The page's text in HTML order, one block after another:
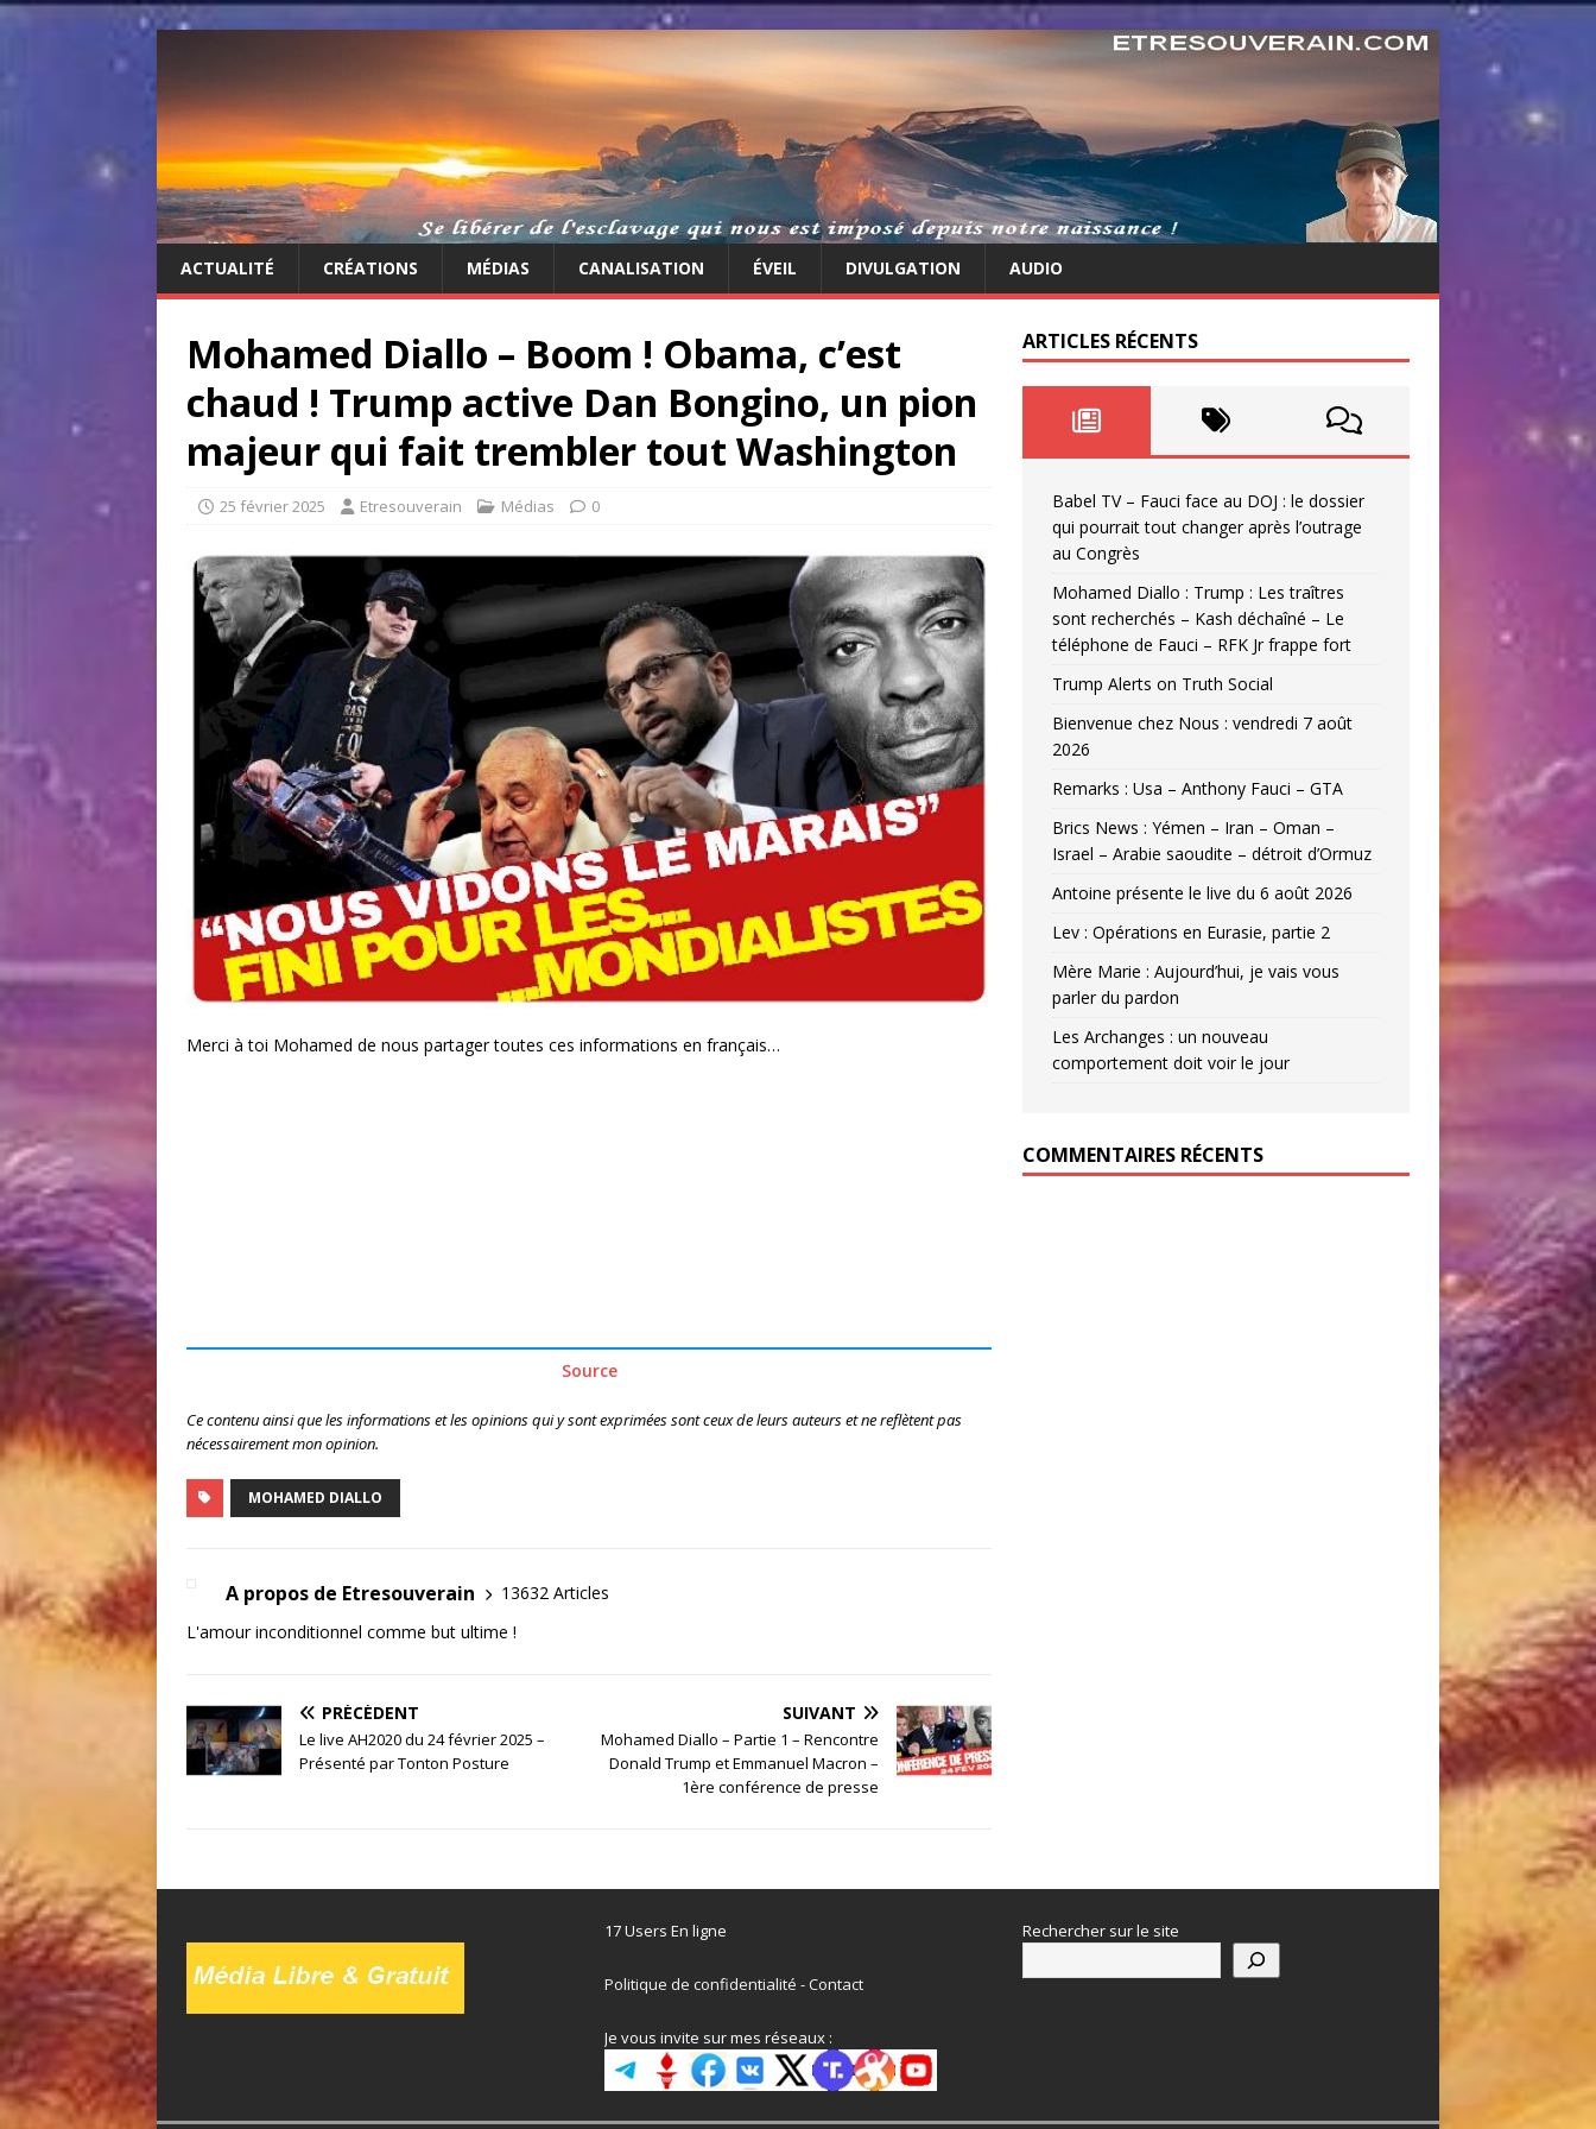
ACTUALITÉ CRÉATIONS MÉDIAS CANALISATION ÉVEIL DIVULGATION AUDIO
Mohamed Diallo – Boom ! Obama, c’est
chaud ! Trump active Dan Bongino, un pion
majeur qui fait trembler tout Washington
25 février 2025 Etresouverain Médias 0
Merci à toi Mohamed de nous partager toutes ces informations en français…
Source
Ce contenu ainsi que les informations et les opinions qui y sont exprimées sont ceux de leurs auteurs et ne reflètent pas
nécessairement mon opinion.
MOHAMED DIALLO
A propos de Etresouverain
13632 Articles
L'amour inconditionnel comme but ultime !
PRÉCÉDENT
Le live AH2020 du 24 février 2025 –
Présenté par Tonton Posture
SUIVANT
Mohamed Diallo – Partie 1 – Rencontre
Donald Trump et Emmanuel Macron –
1ère conférence de presse
ARTICLES RÉCENTS
Babel TV – Fauci face au DOJ : le dossier
qui pourrait tout changer après l’outrage
au Congrès
Mohamed Diallo : Trump : Les traîtres
sont recherchés – Kash déchaîné – Le
téléphone de Fauci – RFK Jr frappe fort
Trump Alerts on Truth Social
Bienvenue chez Nous : vendredi 7 août
2026
Remarks : Usa – Anthony Fauci – GTA
Brics News : Yémen – Iran – Oman –
Israel – Arabie saoudite – détroit d’Ormuz
Antoine présente le live du 6 août 2026
Lev : Opérations en Eurasie, partie 2
Mère Marie : Aujourd’hui, je vais vous
parler du pardon
Les Archanges : un nouveau
comportement doit voir le jour
COMMENTAIRES RÉCENTS
17 Users En ligne
Politique de confidentialité -Contact
Je vous invite sur mes réseaux :
Rechercher sur le site